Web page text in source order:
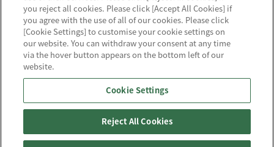
お問い合わせ／サポート
ハウジング・クラウド・ストリーミングの
NTTスマートコネクト
you reject all cookies. Please click [Accept All Cookies] if
you agree with the use of all of our cookies. Please click
[Cookie Settings] to customise your cookie settings on
our website. You can withdraw your consent at any time
via the hover button appears on the bottom left of our
website.
Cookie Settings
Reject All Cookies